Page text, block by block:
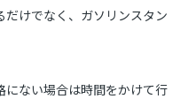
けでなく、ガソリンスタン
ない場合は時間をかけて行